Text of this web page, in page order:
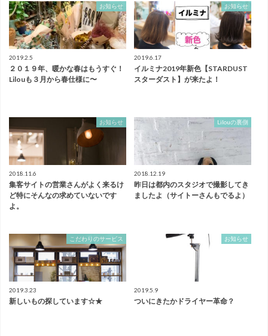
お知らせ
2019.2.5
２０１９年、暖かな春はもうすぐ！
Lilouも３月から春仕様に〜
お知らせ
2019.6.17
イルミナ2019年新色【STARDUST
スターダスト】が来たよ！
お知らせ
2018.11.6
集客サイトの営業さんがよく来るけ
ど特にそんなの求めていないです
よ。
Lilouの裏側
2018.12.19
昨日は都内のスタジオで撮影してき
ましたよ（サイトーさんもでるよ）
こだわりのサービス
2019.3.23
新しいもの探しています☆★
お知らせ
2019.5.9
ついにきたかドライヤー革命？